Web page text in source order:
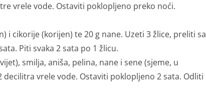
vode. Ostaviti poklopljeno preko noći.
(korijen) te 20 g nane. Uzeti 3 žlice, preliti sa
Piti svaka 2 sata po 1 žlicu.
smilja, aniša, pelina, nane i sene (sjeme, u
decilitra vrele vode. Ostaviti poklopljeno 2 sata. Odliti